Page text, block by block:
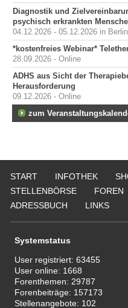
Diagnostik und
psychisch erkrankten
04.12.2026 - 05.12.2026 in Berlin
*kostenfreies Webinar*
28.09.2026 - Online
ADHS aus Sicht der
Herausforderung
09.12.2026 - Online
zum
START INFOTHEK
STELLENBÖRSE
FOREN
ADRESSBUCH
LINKS
Systemstatus
User registriert:63455
User online: 1668
Forenthemen: 29787
Forenbeiträge: 157173
Stellenangebote: 102